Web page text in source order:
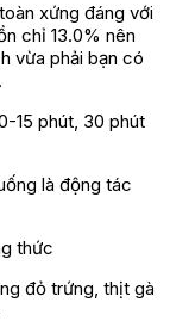
xứng đáng với
chỉ 13.0% nên
vừa phải bạn có
15 phút, 30 phút
là động tác
thức
đỏ trứng, thịt gà